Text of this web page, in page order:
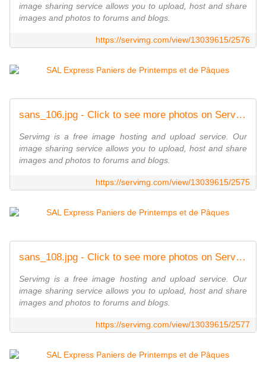
image sharing service allows you to upload, host and share
images and photos to forums and blogs.
https://servimg.com/view/13039615/2576
sans_106.jpg - Click to see more photos on ServImg
Servimg is a free image hosting and upload service. Our
image sharing service allows you to upload, host and share
images and photos to forums and blogs.
https://servimg.com/view/13039615/2575
sans_108.jpg - Click to see more photos on ServImg
Servimg is a free image hosting and upload service. Our
image sharing service allows you to upload, host and share
images and photos to forums and blogs.
https://servimg.com/view/13039615/2577